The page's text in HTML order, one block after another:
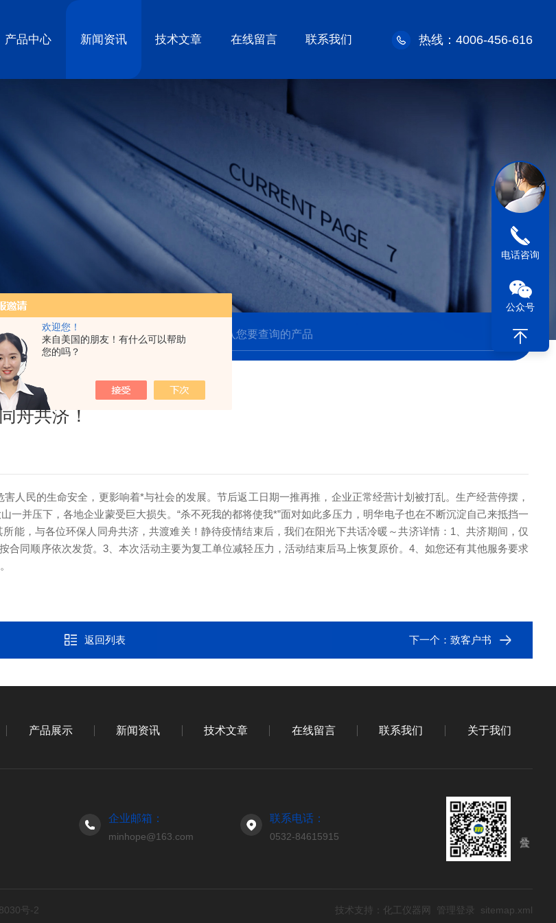
欢迎您！
来自美国的朋友！有什么可以帮助
您的吗？
产品中心 新闻资讯 技术文章 在线留言 联系我们 热线：4006-456-616
之下，我们同舟共济！
舟共济！
人民的生命安全，更影响着*与社会的发展。节后返工日期一推再推，企业正常经营计划被打乱。生产经营停摆，
并压下，各地企业蒙受巨大损失。“杀不死我的都将使我*”面对如此多压力，明华电子也在不断沉淀自己来抵挡一
能，与各位环保人同舟共济，共渡难关！静待疫情结束后，我们在阳光下共话冷暖～共济详情： 1、共济期间，仅
合同顺序依次发货。3、本次活动主要为复工单位减轻压力，活动结束后马上恢复原价。 4、如您还有其他服务要求
返回列表 下一个：致客户书
产品展示 新闻资讯 技术文章 在线留言 联系我们 关于我们
企业邮箱：
minhope@163.com
联系电话：
0532-84615915
号-2 技术支持： 化工仪器网 管理登录 sitemap.xml
电话咨询
公众号